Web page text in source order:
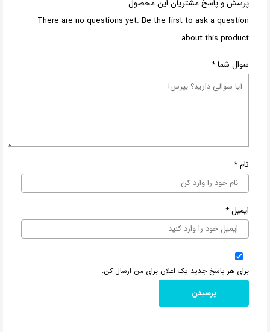
پرسش و پاسخ مشتریان این محصول
There are no questions yet. Be the first to ask a question
about this product.
سوال شما*
نام*
ایمیل*
برای هر پاسخ جدید یک اعلان برای من ارسال کن.